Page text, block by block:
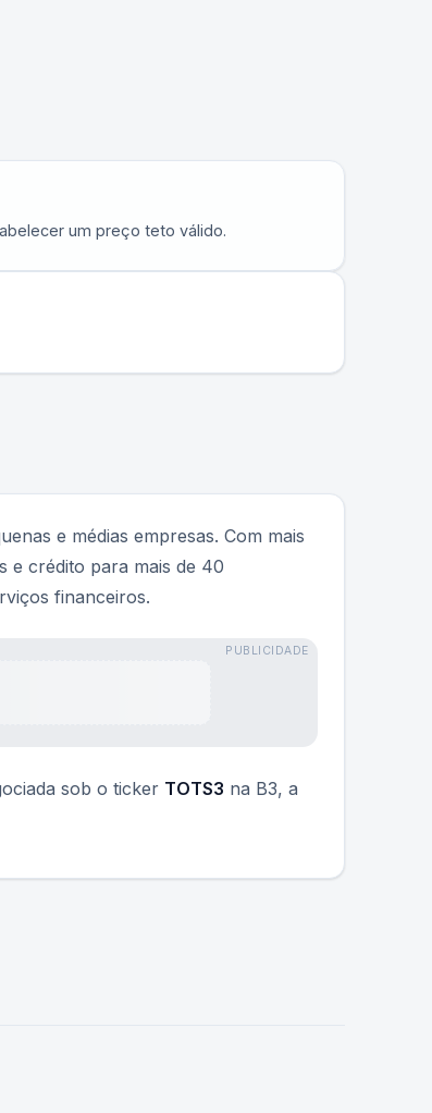
um preço teto válido.
e médias empresas. Com mais
e crédito para mais de 40
financeiros.
PUBLICIDADE
sob o ticker TOTS3 na B3, a